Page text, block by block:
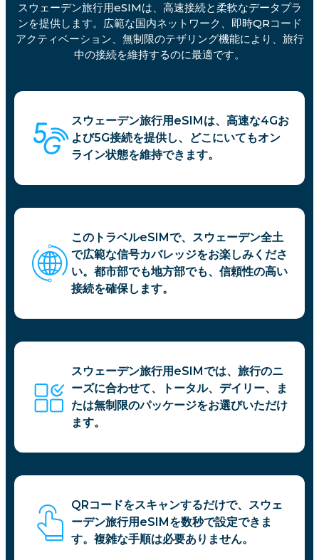
スウェーデン旅行用eSIMは、高速接続と柔軟なデータプラ
ンを提供します。広範な国内ネットワーク、即時QRコード
アクティベーション、無制限のテザリング機能により、旅行
中の接続を維持するのに最適です。
スウェーデン旅行用eSIMは、高速な4Gお
よび5G接続を提供し、どこにいてもオン
ライン状態を維持できます。
このトラベルeSIMで、スウェーデン全土
で広範な信号カバレッジをお楽しみくださ
い。都市部でも地方部でも、信頼性の高い
接続を確保します。
スウェーデン旅行用eSIMでは、旅行のニ
ーズに合わせて、トータル、デイリー、ま
たは無制限のパッケージをお選びいただけ
ます。
QRコードをスキャンするだけで、スウェ
ーデン旅行用eSIMを数秒で設定できま
す。複雑な手順は必要ありません。